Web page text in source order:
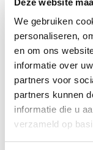
We gebruiken
personaliseren,
en om ons
informatie over
partners voor
partners kunnen
informatie die u
verzameld op
uitgestelde
te helpen
ontwikkelen.
Suzan
2017 schreef
verhaal Sara
overlijden